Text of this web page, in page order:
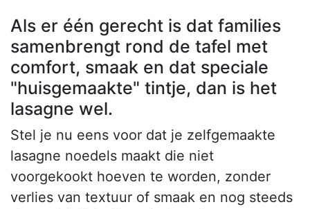
Als er één gerecht is dat families
samenbrengt rond de tafel met
comfort, smaak en dat speciale
"huisgemaakte" tintje, dan is het
lasagne wel.
Stel je nu eens voor dat je zelfgemaakte
lasagne noedels maakt die niet
voorgekookt hoeven te worden, zonder
verlies van textuur of smaak en nog steeds